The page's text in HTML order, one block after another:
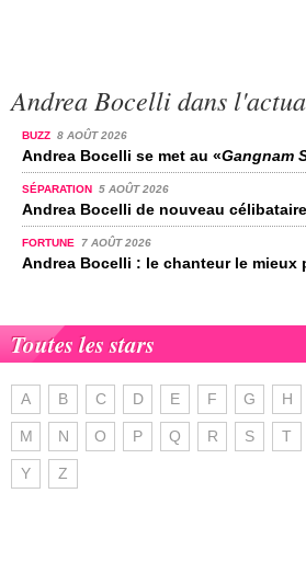
Andrea Bocelli dans
BUZZ 8 AOÛT 2026
Andrea Bocelli se met au «Gangnam
SÉPARATION 5 AOÛT 2026
Andrea Bocelli de nouveau
FORTUNE 7 AOÛT 2026
Andrea Bocelli : le chanteur le mieux
Toutes les stars
A B C D E F G H
M N O P Q R S T
Y Z